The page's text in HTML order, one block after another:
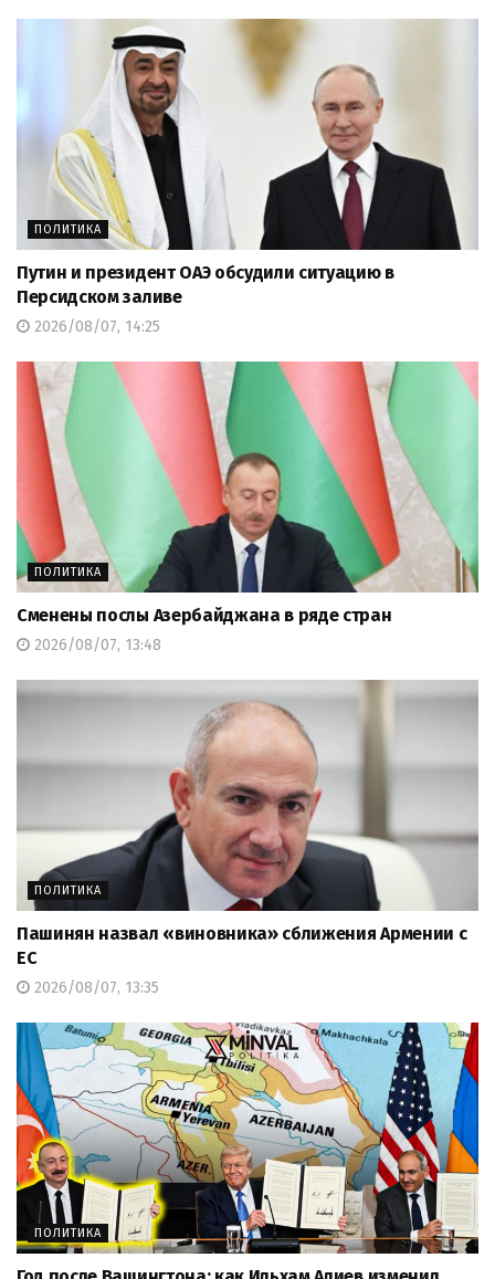
ПОЛИТИКА
Путин и президент ОАЭ обсудили ситуацию в
Персидском заливе
2026/08/07, 14:25
ПОЛИТИКА
Сменены послы Азербайджана в ряде стран
2026/08/07, 13:48
ПОЛИТИКА
Пашинян назвал «виновника» сближения Армении с
ЕС
2026/08/07, 13:35
ПОЛИТИКА